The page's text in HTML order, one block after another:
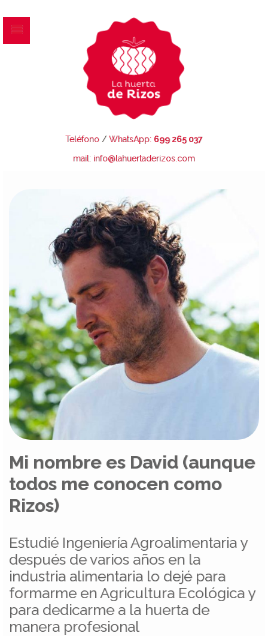
Teléfono /WhatsApp: 699 265 037
mail: info@lahuertaderizos.com
Mi nombre es David (aunque
todos me conocen como
Rizos)
Estudié Ingeniería Agroalimentaria y
después de varios años en la
industria alimentaria lo dejé para
formarme en Agricultura Ecológica y
para dedicarme a la huerta de
manera profesional